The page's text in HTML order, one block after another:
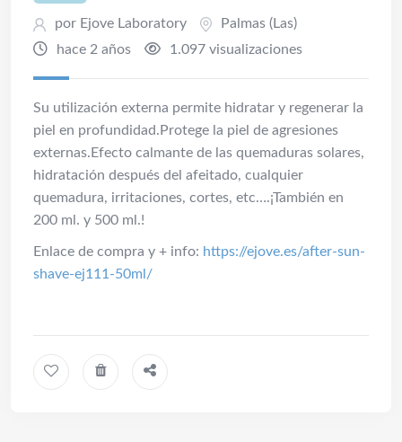
por Ejove Laboratory
Palmas (Las)
hace 2 años
1.097 visualizaciones
Su utilización externa permite hidratar y regenerar la
piel en profundidad.Protege la piel de agresiones
externas.Efecto calmante de las quemaduras solares,
hidratación después del afeitado, cualquier
quemadura, irritaciones, cortes, etc….¡También en
200 ml. y 500 ml.!
Enlace de compra y + info: https://ejove.es/after-sun-
shave-ej111-50ml/